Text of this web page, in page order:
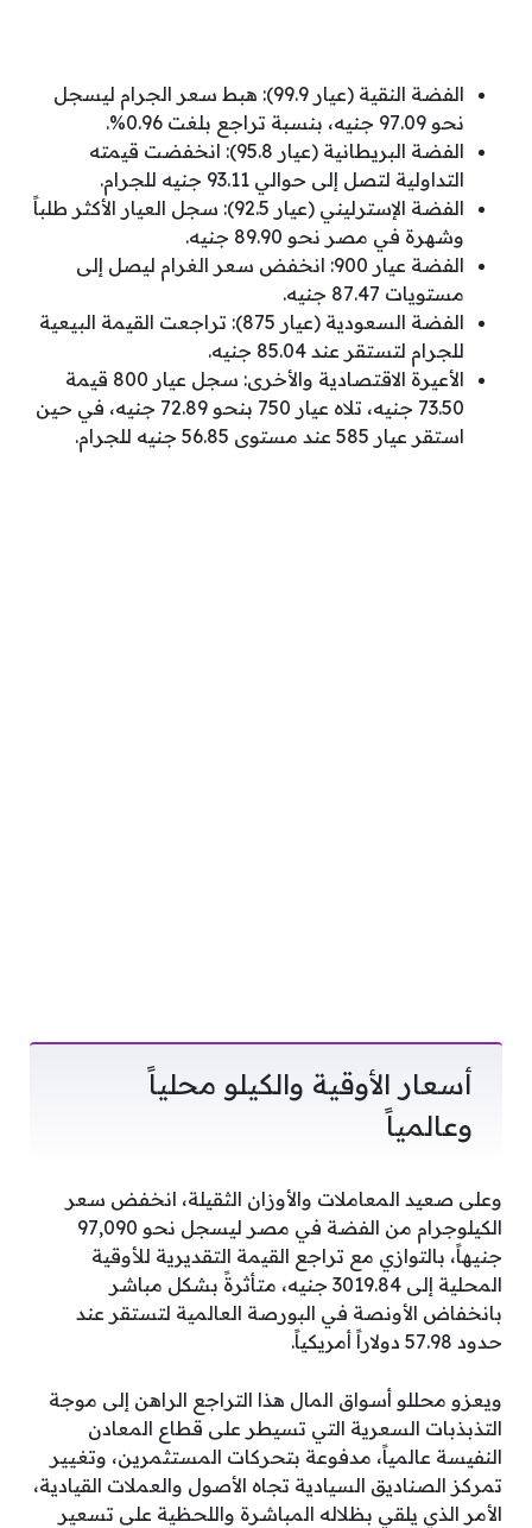
الفضة النقية (عيار 99.9): هبط سعر الجرام ليسجل
نحو 97.09 جنيه، بنسبة تراجع بلغت 0.96%.
الفضة البريطانية (عيار 95.8): انخفضت قيمته
التداولية لتصل إلى حوالي 93.11 جنيه للجرام.
الفضة الإسترليني (عيار 92.5): سجل العيار الأكثر طلباً
وشهرة في مصر نحو 89.90 جنيه.
الفضة عيار 900: انخفض سعر الغرام ليصل إلى
مستويات 87.47 جنيه.
الفضة السعودية (عيار 875): تراجعت القيمة البيعية
للجرام لتستقر عند 85.04 جنيه.
الأعيرة الاقتصادية والأخرى: سجل عيار 800 قيمة
73.50 جنيه، تلاه عيار 750 بنحو 72.89 جنيه، في حين
استقر عيار 585 عند مستوى 56.85 جنيه للجرام.
أسعار الأوقية والكيلو محلياً
وعالمياً
وعلى صعيد المعاملات والأوزان الثقيلة، انخفض سعر
الكيلوجرام من الفضة في مصر ليسجل نحو 97,090
جنيهاً، بالتوازي مع تراجع القيمة التقديرية للأوقية
المحلية إلى 3019.84 جنيه، متأثرةً بشكل مباشر
بانخفاض الأونصة في البورصة العالمية لتستقر عند
حدود 57.98 دولاراً أمريكياً.
ويعزو محللو أسواق المال هذا التراجع الراهن إلى موجة
التذبذبات السعرية التي تسيطر على قطاع المعادن
النفيسة عالمياً، مدفوعة بتحركات المستثمرين، وتغيير
تمركز الصناديق السيادية تجاه الأصول والعملات القيادية،
الأمر الذي يلقي بظلاله المباشرة واللحظية على تسعير